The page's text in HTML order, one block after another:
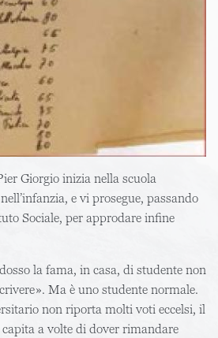
Giorgio inizia nella scuola
e vi prosegue, passando
Sociale, per approdare infine
la fama, in casa, di studente non
Ma è uno studente normale.
non riporta molti voti eccelsi, il
a volte di dover rimandare